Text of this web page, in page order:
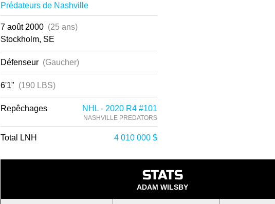
Prédateurs de Nashville
7 août 2000 (25 ans)
Stockholm, SE
Défenseur (Gaucher)
6'1" (190 LBS)
Repêchages NHL - 2020 R4 #101
NASHVILLE PREDATORS
Total LNH 4 010 000 $
STATS
ADAM WILSBY